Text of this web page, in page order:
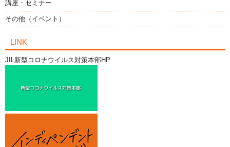
講座・セミナー
その他（イベント）
LINK
JIL新型コロナウイルス対策本部HP